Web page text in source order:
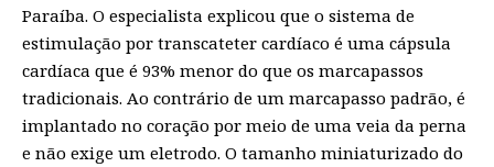
Paraíba. O especialista explicou que o sistema de
estimulação por transcateter cardíaco é uma cápsula
cardíaca que é 93% menor do que os marcapassos
tradicionais. Ao contrário de um marcapasso padrão, é
implantado no coração por meio de uma veia da perna
e não exige um eletrodo. O tamanho miniaturizado do